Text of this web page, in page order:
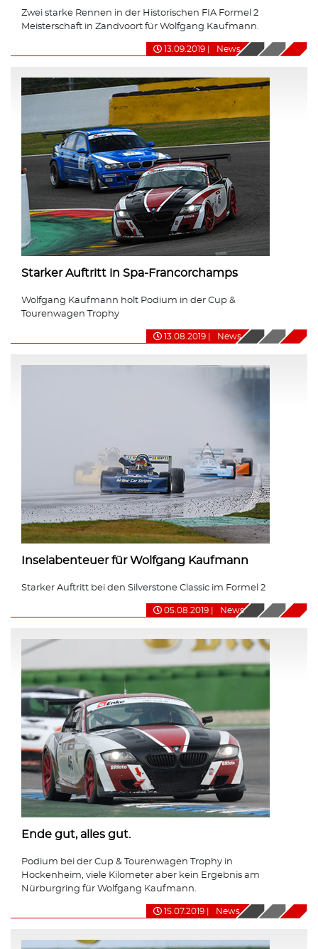
Zwei starke Rennen in der Historischen FIA Formel 2
Meisterschaft in Zandvoort für Wolfgang Kaufmann.
13.09.2019 News
Starker Auftritt in Spa-Francorchamps
Wolfgang Kaufmann holt Podium in der Cup &
Tourenwagen Trophy
13.08.2019 News
Inselabenteuer für Wolfgang Kaufmann
Starker Auftritt bei den Silverstone Classic im Formel 2
05.08.2019 News
Ende gut, alles gut.
Podium bei der Cup & Tourenwagen Trophy in
Hockenheim, viele Kilometer aber kein Ergebnis am
Nürburgring für Wolfgang Kaufmann.
15.07.2019 News